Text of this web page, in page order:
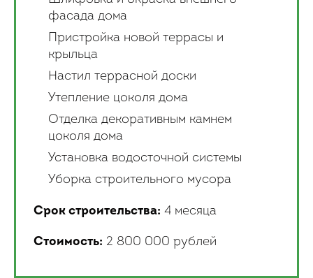
фасада дома
Пристройка новой террасы и
крыльца
Настил террасной доски
Утепление цоколя дома
Отделка декоративным камнем
цоколя дома
Установка водосточной системы
Уборка строительного мусора
Срок строительства: 4 месяца
Стоимость: 2 800 000 рублей